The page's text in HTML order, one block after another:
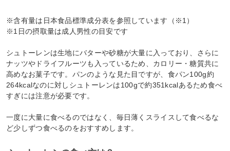
※含有量は日本食品標準成分表を参照しています（※1）
※1日の摂取量は成人男性の目安です
シュトーレンは生地にバターや砂糖が大量に入っており、さらに
ナッツやドライフルーツも入っているため、カロリー・糖質共に
高めなお菓子です。パンのような見た目ですが、食パン100g約
264kcalなのに対しシュトーレンは100gで約351kcalあるため食べ
すぎには注意が必要です。
一度に大量に食べるのではなく、毎日薄くスライスして食べるな
ど少しずつ食べるのをおすすめします。